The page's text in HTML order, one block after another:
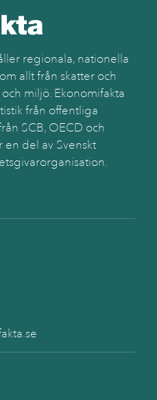
regionala, nationella
allt från skatter och
miljö. Ekonomifakta
från offentliga
SCB, OECD och
en del av Svenskt